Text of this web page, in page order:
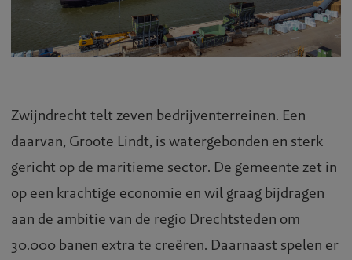
Zwijndrecht telt zeven bedrijventerreinen. Een
daarvan, Groote Lindt, is watergebonden en sterk
gericht op de maritieme sector. De gemeente zet in
op een krachtige economie en wil graag bijdragen
aan de ambitie van de regio Drechtsteden om
30.000 banen extra te creëren. Daarnaast spelen er